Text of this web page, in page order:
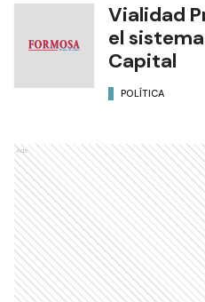
Vialidad
el
Capital
POLÍTICA
Ads